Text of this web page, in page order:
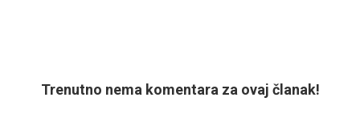
Trenutno nema komentara za ovaj članak!